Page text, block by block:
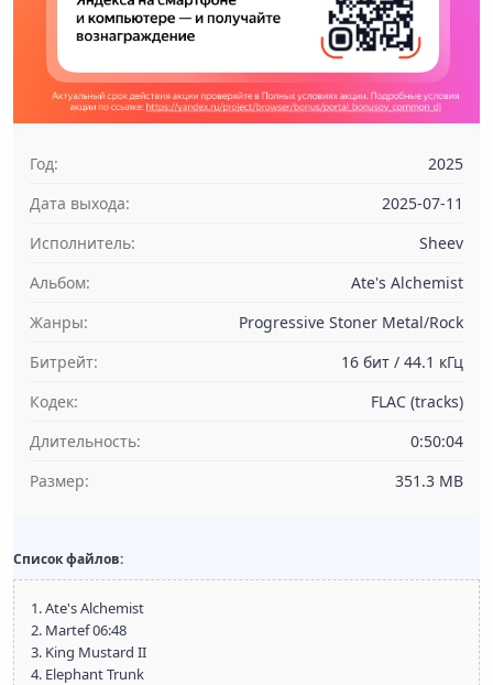
Год:
2025
Дата выхода:
2025-07-11
Исполнитель:
Sheev
Альбом:
Ate's Alchemist
Жанры:
Progressive Stoner Metal/Rock
Битрейт:
16 бит / 44.1 кГц
Кодек:
FLAC (tracks)
Длительность:
0:50:04
Размер:
351.3 MB
Список файлов:
1. Ate's Alchemist
2. Martef 06:48
3. King Mustard II
4. Elephant Trunk